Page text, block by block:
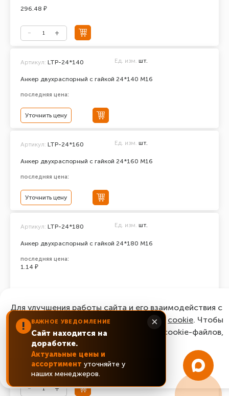
296.48 ₽
Анкер двухраспорный с гайкой 24*140 М16
Артикул: LTP-24*140 Ед. изм. шт.
последняя цена:
Уточнить цену
Анкер двухраспорный с гайкой 24*160 М16
Артикул: LTP-24*160 Ед. изм. шт.
последняя цена:
Уточнить цену
Анкер двухраспорный с гайкой 24*180 М16
Артикул: LTP-24*180 Ед. изм. шт.
последняя цена:
1.14 ₽
Анкер двухраспорный с гайкой 24*200 М16
Артикул:
455.49 ₽
! ВАЖНОЕ УВЕДОМЛЕНИЕ
Сайт находится на
доработке.
Актуальные цены и
ассортимент уточняйте у
наших менеджеров.
×
Для улучшения работы сайта и его взаимодействия с
пользователями мы используем файлы cookie. Чтобы
согласиться с нашим использованием cookie-файлов,
нажмите “Ок, понятно!”
ОК, понятно!